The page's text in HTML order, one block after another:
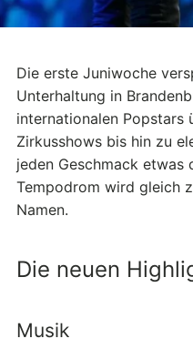
Die erste Juniwoche
Unterhaltung in
internationalen Popstars
Zirkusshows bis hin zu
jeden Geschmack etwas
Tempodrom wird gleich
Namen.
Die neuen
Musik